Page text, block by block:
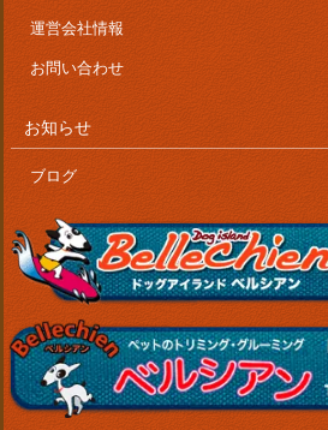
運営会社情報
お問い合わせ
お知らせ
ブログ